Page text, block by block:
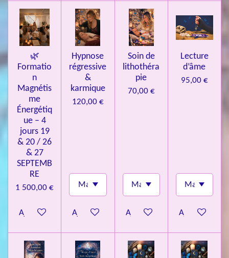
🌿
Formatio
n
Magnétis
me
Énergétiq
ue – 4
jours 19
& 20 / 26
& 27
SEPTEMB
RE
1 500,00 €
Ajouter au panier
Hypnose
régressive
&
karmique
120,00 €
Ajouter au panier
Soin de
lithothéra
pie
70,00 €
Ajouter au panier
Lecture
d’âme
95,00 €
Ajouter au